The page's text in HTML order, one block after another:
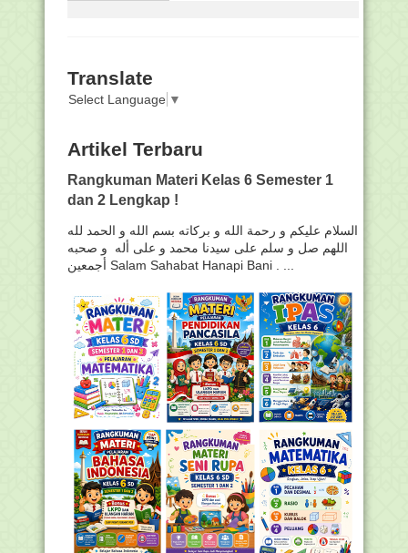
Translate
Select Language ▼
Artikel Terbaru
Rangkuman Materi Kelas 6 Semester 1
dan 2 Lengkap !
السلام عليكم و رحمة الله و بركاته بسم الله و الحمد لله
اللهم صل و سلم على سيدنا محمد و على أله و صحبه
أجمعين Salam Sahabat Hanapi Bani . ...